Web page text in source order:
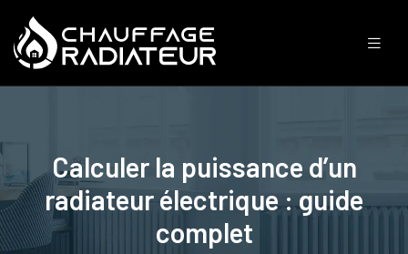
Calculer la puissance d’un
radiateur électrique : guide
complet